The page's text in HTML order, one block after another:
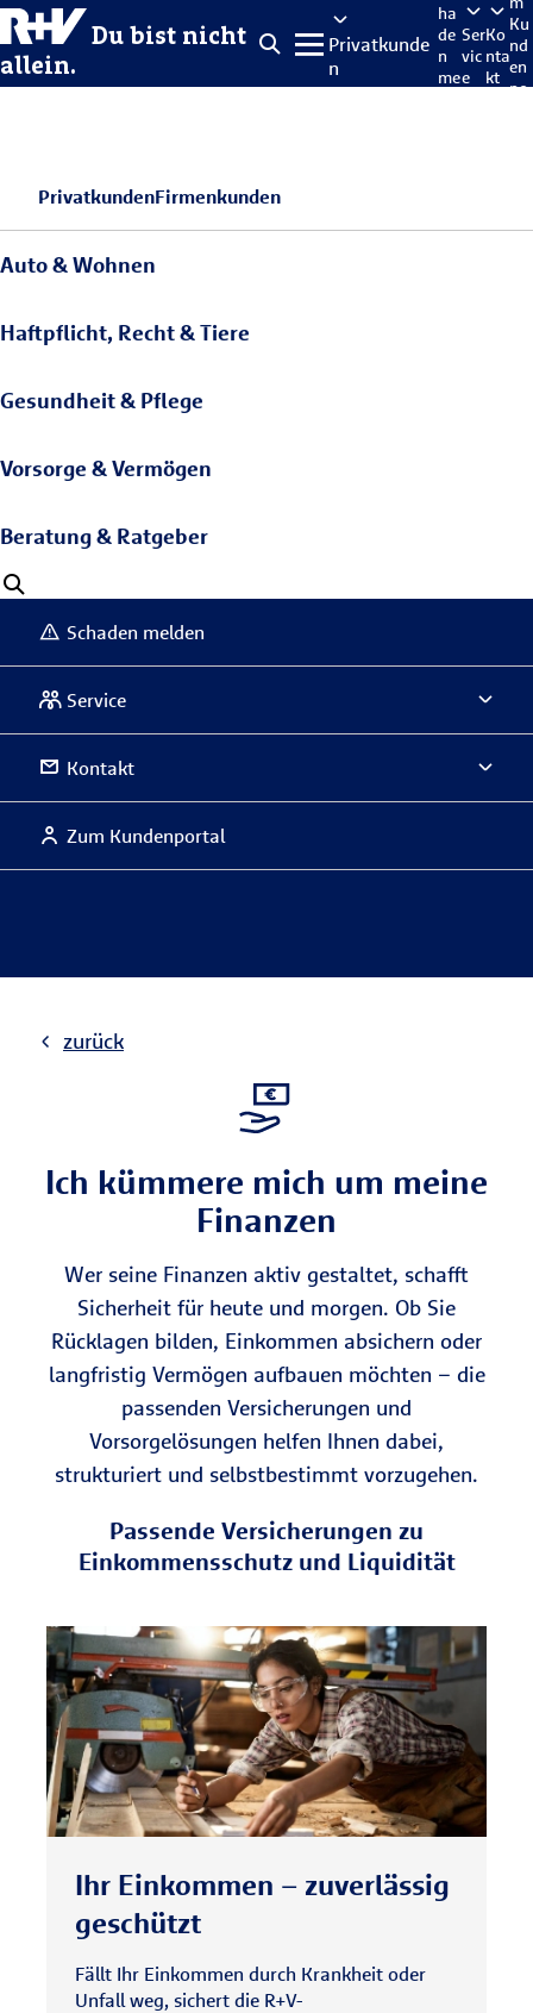
Du bist nicht
allein.
Privatkunde
n
ha
de
n
me
Ser
vic
e
Ko
nta
kt
Ku
nd
en
po
PrivatkundenFirmenkunden
Auto & Wohnen
Haftpflicht, Recht & Tiere
Gesundheit & Pflege
Vorsorge & Vermögen
Beratung & Ratgeber
Schaden melden
Service
Kontakt
Zum Kundenportal
zurück
Ich kümmere mich um meine
Finanzen
Wer seine Finanzen aktiv gestaltet, schafft
Sicherheit für heute und morgen. Ob Sie
Rücklagen bilden, Einkommen absichern oder
langfristig Vermögen aufbauen möchten – die
passenden Versicherungen und
Vorsorgelösungen helfen Ihnen dabei,
strukturiert und selbstbestimmt vorzugehen.
Passende Versicherungen zu
Einkommensschutz und Liquidität
Ihr Einkommen – zuverlässig
geschützt
Fällt Ihr Einkommen durch Krankheit oder
Unfall weg, sichert die R+V-